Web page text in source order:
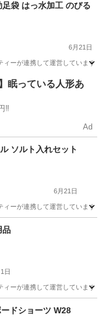
のびる
6月21日
ィーが連携して運営してい
眠っている人形あ
‼️
Ad
ソルト入れセット
6月21日
ィーが連携して運営してい
品
日
ィーが連携して運営してい
ドショーツ W28